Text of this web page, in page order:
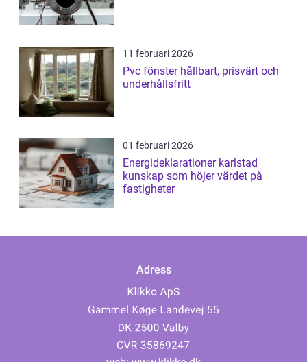
11 februari 2026
Pvc fönster hållbart, prisvärt och
underhållsfritt
01 februari 2026
Energideklarationer karlstad
kunskap som höjer värdet på
fastigheter
Adress